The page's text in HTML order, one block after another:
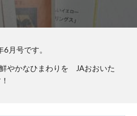
6 月号です。
やかなひまわりを JAおおいた